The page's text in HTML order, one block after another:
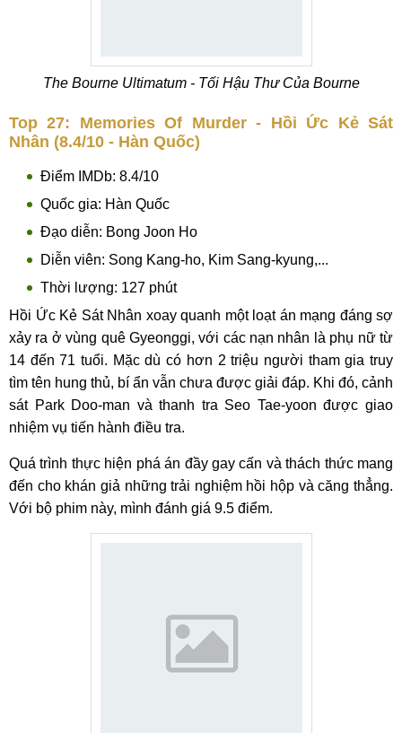
The Bourne Ultimatum - Tối Hậu Thư Của Bourne
Top 27: Memories Of Murder - Hồi Ức Kẻ Sát
Nhân (8.4/10 - Hàn Quốc)
Điểm IMDb: 8.4/10
Quốc gia: Hàn Quốc
Đạo diễn: Bong Joon Ho
Diễn viên: Song Kang-ho, Kim Sang-kyung,...
Thời lượng: 127 phút
Hồi Ức Kẻ Sát Nhân xoay quanh một loạt án mạng đáng sợ
xảy ra ở vùng quê Gyeonggi, với các nạn nhân là phụ nữ từ
14 đến 71 tuổi. Mặc dù có hơn 2 triệu người tham gia truy
tìm tên hung thủ, bí ẩn vẫn chưa được giải đáp. Khi đó, cảnh
sát Park Doo-man và thanh tra Seo Tae-yoon được giao
nhiệm vụ tiến hành điều tra.
Quá trình thực hiện phá án đầy gay cấn và thách thức mang
đến cho khán giả những trải nghiệm hồi hộp và căng thẳng.
Với bộ phim này, mình đánh giá 9.5 điểm.